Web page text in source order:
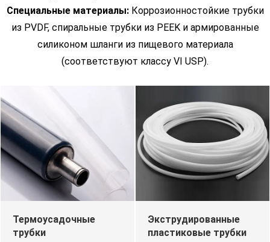
Специальные материалы:Коррозионностойкие трубки
из PVDF, спиральные трубки из PEEK и армированные
силиконом шланги из пищевого материала
(соответствуют классу VI USP).
Термоусадочные
трубки
Экструдированные
пластиковые трубки